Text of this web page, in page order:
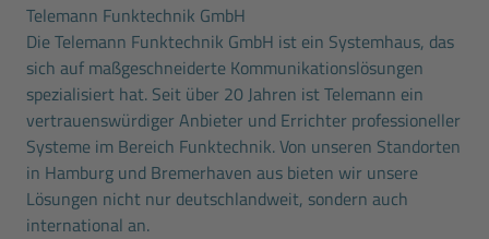
Telemann Funktechnik GmbH
Die Telemann Funktechnik GmbH ist ein Systemhaus, das
sich auf maßgeschneiderte Kommunikationslösungen
spezialisiert hat. Seit über 20 Jahren ist Telemann ein
vertrauenswürdiger Anbieter und Errichter professioneller
Systeme im Bereich Funktechnik. Von unseren Standorten
in Hamburg und Bremerhaven aus bieten wir unsere
Lösungen nicht nur deutschlandweit, sondern auch
international an.